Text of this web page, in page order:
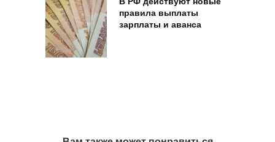
правила выплаты
зарплаты и аванса